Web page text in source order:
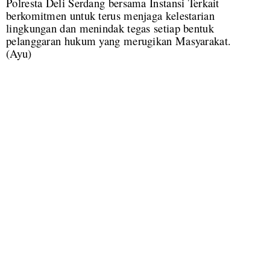
berkomitmen untuk terus menjaga kelestarian
lingkungan dan menindak tegas setiap bentuk
pelanggaran hukum yang merugikan Masyarakat.
(Ayu)